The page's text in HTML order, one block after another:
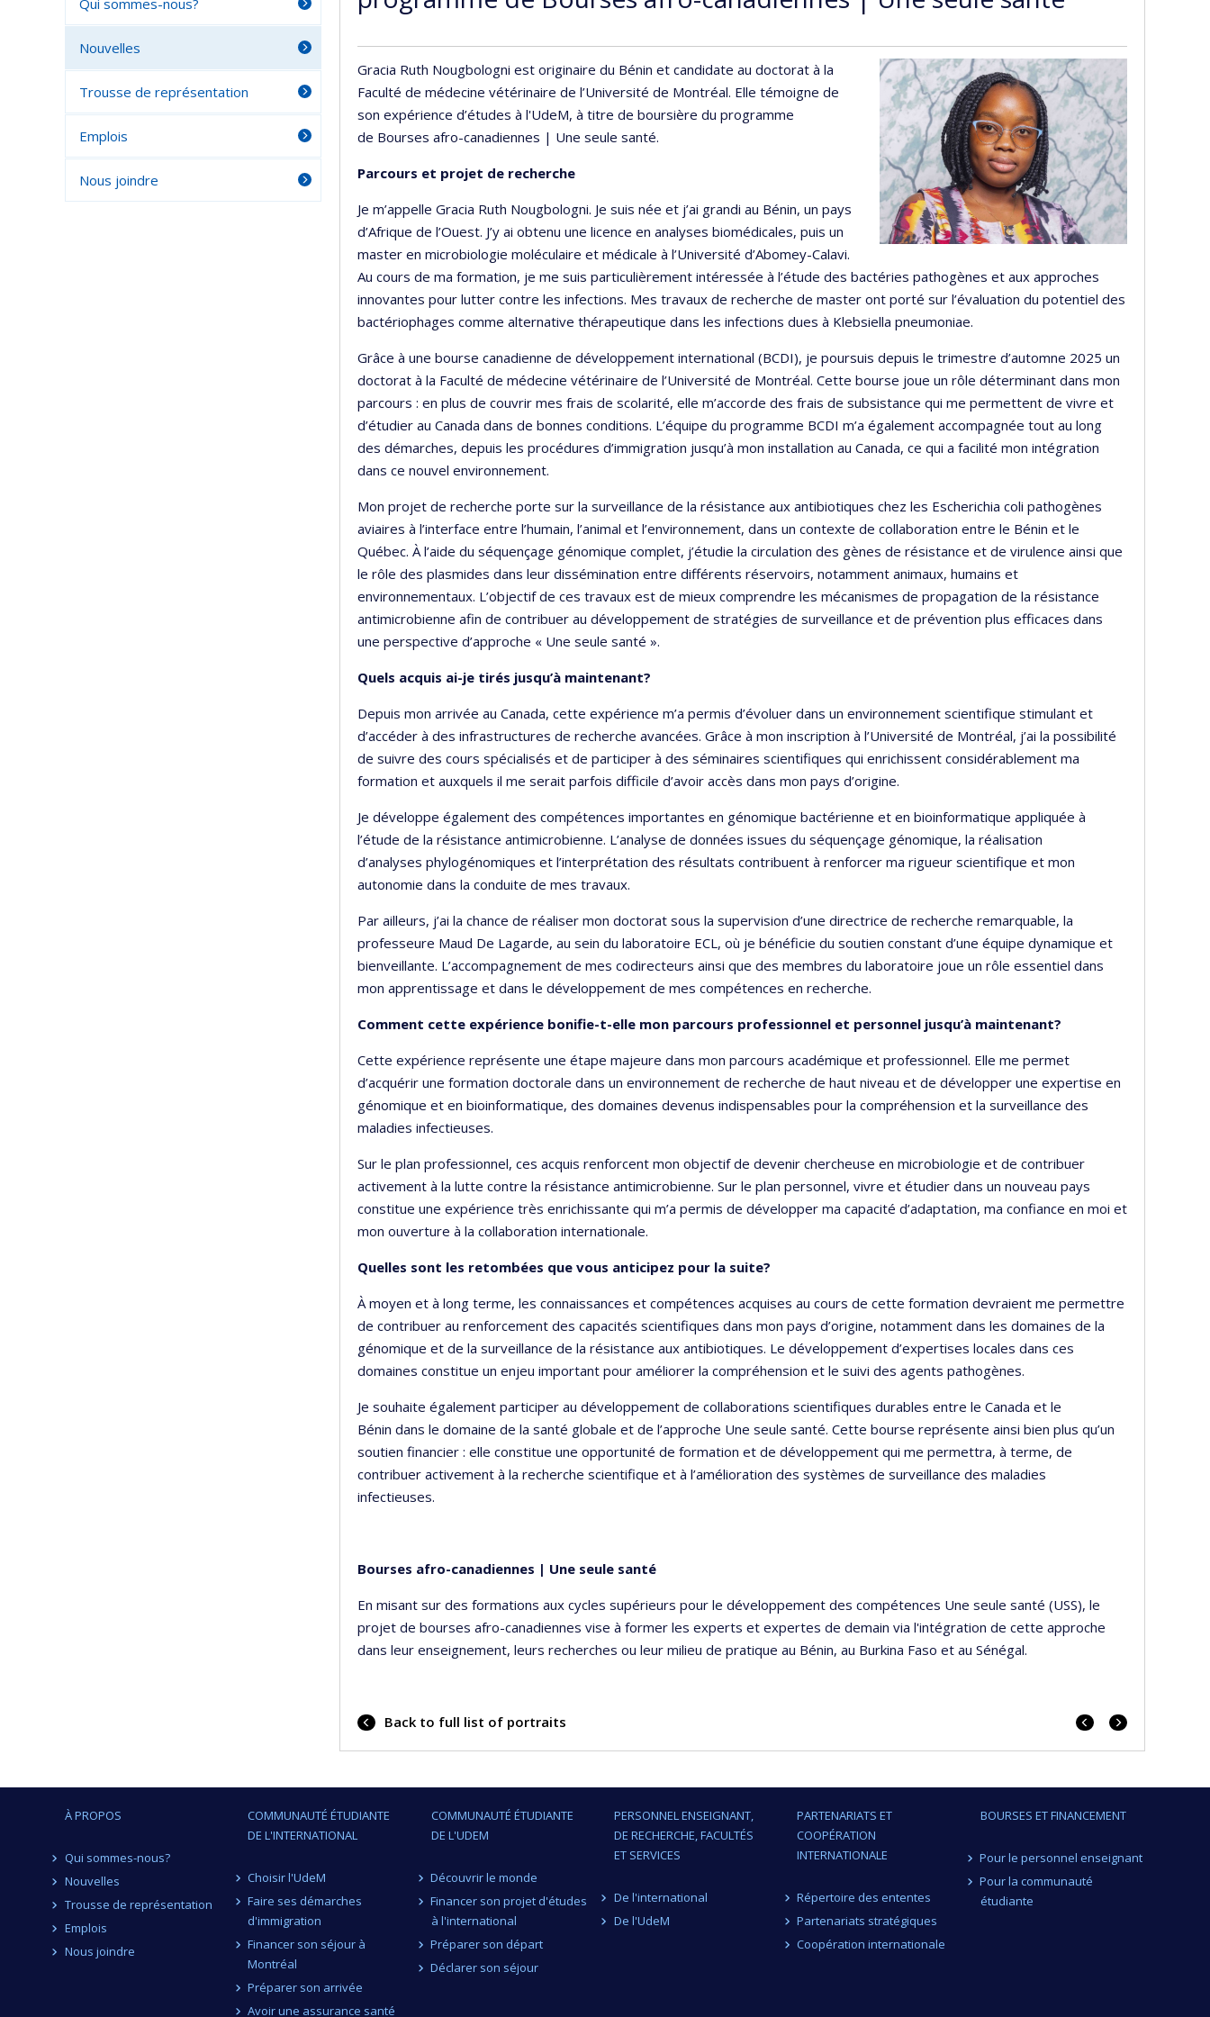
Gracia Ruth Nougbologni est originaire du Bénin et candidate au doctorat à la
Faculté de médecine vétérinaire de l’Université de Montréal. Elle témoigne de
son expérience d’études à l'UdeM, à titre de boursière du programme
de Bourses afro-canadiennes | Une seule santé.
Parcours et projet de recherche
Je m’appelle Gracia Ruth Nougbologni. Je suis née et j’ai grandi au Bénin, un pays
d’Afrique de l’Ouest. J’y ai obtenu une licence en analyses biomédicales, puis un
master en microbiologie moléculaire et médicale à l’Université d’Abomey-Calavi.
Au cours de ma formation, je me suis particulièrement intéressée à l’étude des bactéries pathogènes et aux approches
innovantes pour lutter contre les infections. Mes travaux de recherche de master ont porté sur l’évaluation du potentiel des
bactériophages comme alternative thérapeutique dans les infections dues à Klebsiella pneumoniae.
Grâce à une bourse canadienne de développement international (BCDI), je poursuis depuis le trimestre d’automne 2025 un
doctorat à la Faculté de médecine vétérinaire de l’Université de Montréal. Cette bourse joue un rôle déterminant dans mon
parcours : en plus de couvrir mes frais de scolarité, elle m’accorde des frais de subsistance qui me permettent de vivre et
d’étudier au Canada dans de bonnes conditions. L’équipe du programme BCDI m’a également accompagnée tout au long
des démarches, depuis les procédures d’immigration jusqu’à mon installation au Canada, ce qui a facilité mon intégration
dans ce nouvel environnement.
Mon projet de recherche porte sur la surveillance de la résistance aux antibiotiques chez les Escherichia coli pathogènes
aviaires à l’interface entre l’humain, l’animal et l’environnement, dans un contexte de collaboration entre le Bénin et le
Québec. À l’aide du séquençage génomique complet, j’étudie la circulation des gènes de résistance et de virulence ainsi que
le rôle des plasmides dans leur dissémination entre différents réservoirs, notamment animaux, humains et
environnementaux. L’objectif de ces travaux est de mieux comprendre les mécanismes de propagation de la résistance
antimicrobienne afin de contribuer au développement de stratégies de surveillance et de prévention plus efficaces dans
une perspective d’approche « Une seule santé ».
Quels acquis ai-je tirés jusqu’à maintenant?
Depuis mon arrivée au Canada, cette expérience m’a permis d’évoluer dans un environnement scientifique stimulant et
d’accéder à des infrastructures de recherche avancées. Grâce à mon inscription à l’Université de Montréal, j’ai la possibilité
de suivre des cours spécialisés et de participer à des séminaires scientifiques qui enrichissent considérablement ma
formation et auxquels il me serait parfois difficile d’avoir accès dans mon pays d’origine.
Je développe également des compétences importantes en génomique bactérienne et en bioinformatique appliquée à
l’étude de la résistance antimicrobienne. L’analyse de données issues du séquençage génomique, la réalisation
d’analyses phylogénomiques et l’interprétation des résultats contribuent à renforcer ma rigueur scientifique et mon
autonomie dans la conduite de mes travaux.
Par ailleurs, j’ai la chance de réaliser mon doctorat sous la supervision d’une directrice de recherche remarquable, la
professeure Maud De Lagarde, au sein du laboratoire ECL, où je bénéficie du soutien constant d’une équipe dynamique et
bienveillante. L’accompagnement de mes codirecteurs ainsi que des membres du laboratoire joue un rôle essentiel dans
mon apprentissage et dans le développement de mes compétences en recherche.
Comment cette expérience bonifie-t-elle mon parcours professionnel et personnel jusqu’à maintenant?
Cette expérience représente une étape majeure dans mon parcours académique et professionnel. Elle me permet
d’acquérir une formation doctorale dans un environnement de recherche de haut niveau et de développer une expertise en
génomique et en bioinformatique, des domaines devenus indispensables pour la compréhension et la surveillance des
maladies infectieuses.
Sur le plan professionnel, ces acquis renforcent mon objectif de devenir chercheuse en microbiologie et de contribuer
activement à la lutte contre la résistance antimicrobienne. Sur le plan personnel, vivre et étudier dans un nouveau pays
constitue une expérience très enrichissante qui m’a permis de développer ma capacité d’adaptation, ma confiance en moi et
mon ouverture à la collaboration internationale.
Quelles sont les retombées que vous anticipez pour la suite?
À moyen et à long terme, les connaissances et compétences acquises au cours de cette formation devraient me permettre
de contribuer au renforcement des capacités scientifiques dans mon pays d’origine, notamment dans les domaines de la
génomique et de la surveillance de la résistance aux antibiotiques. Le développement d’expertises locales dans ces
domaines constitue un enjeu important pour améliorer la compréhension et le suivi des agents pathogènes.
Je souhaite également participer au développement de collaborations scientifiques durables entre le Canada et le
Bénin dans le domaine de la santé globale et de l’approche Une seule santé. Cette bourse représente ainsi bien plus qu’un
soutien financier : elle constitue une opportunité de formation et de développement qui me permettra, à terme, de
contribuer activement à la recherche scientifique et à l’amélioration des systèmes de surveillance des maladies
infectieuses.
Bourses afro-canadiennes | Une seule santé
En misant sur des formations aux cycles supérieurs pour le développement des compétences Une seule santé (USS), le
projet de bourses afro-canadiennes vise à former les experts et expertes de demain via l'intégration de cette approche
dans leur enseignement, leurs recherches ou leur milieu de pratique au Bénin, au Burkina Faso et au Sénégal.
Back to full list of portraits
Previous
Next
Qui sommes-nous?
Nouvelles
Trousse de représentation
Emplois
Nous joindre
À PROPOS
Qui sommes-nous?
Nouvelles
Trousse de représentation
Emplois
Nous joindre
COMMUNAUTÉ ÉTUDIANTE
DE L'INTERNATIONAL
Choisir l'UdeM
Faire ses démarches
d'immigration
Financer son séjour à
Montréal
Préparer son arrivée
Avoir une assurance santé
COMMUNAUTÉ ÉTUDIANTE
DE L'UDEM
Découvrir le monde
Financer son projet d'études
à l'international
Préparer son départ
Déclarer son séjour
PERSONNEL ENSEIGNANT,
DE RECHERCHE, FACULTÉS
ET SERVICES
De l'international
De l'UdeM
PARTENARIATS ET
COOPÉRATION
INTERNATIONALE
Répertoire des ententes
Partenariats stratégiques
Coopération internationale
BOURSES ET FINANCEMENT
Pour le personnel enseignant
Pour la communauté
étudiante